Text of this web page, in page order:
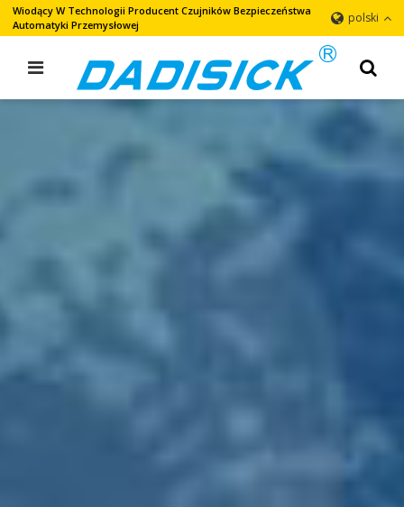
Wiodący W Technologii Producent Czujników Bezpieczeństwa
Automatyki Przemysłowej
polski